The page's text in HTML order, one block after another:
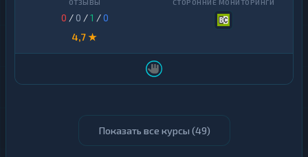
0 / 0 /1 /0
4,7 ★
Показать все курсы (49)